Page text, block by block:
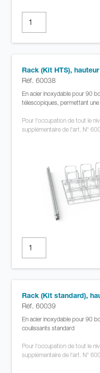
Rack (Kit HTS),
Réf. 60038
En acier inoxydable pour 90
télescopiques, permettant
Pour l'occupation de tout le
supplémentaire de l'art. N°
Rack (Kit standard),
Réf. 60039
En acier inoxydable pour 90
coulissants standard
Pour l'occupation de tout le
supplémentaire de l'art. N°